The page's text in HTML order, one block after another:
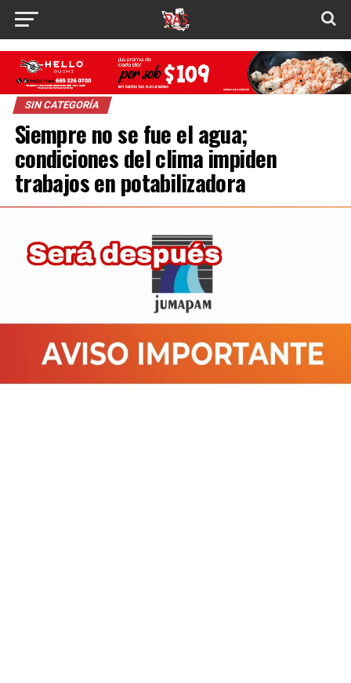
SIN CATEGORÍA
Siempre no se fue el agua;
condiciones del clima impiden
trabajos en potabilizadora